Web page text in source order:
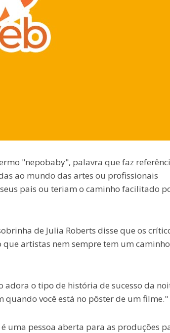
"nepobaby", palavra que faz
ao mundo das artes ou profissionais
pais ou teriam o caminho facilitado
de Julia Roberts disse que os
artistas nem sempre tem um caminho
o tipo de história de sucesso da
quando você está no pôster de um filme."
uma pessoa aberta para as produções